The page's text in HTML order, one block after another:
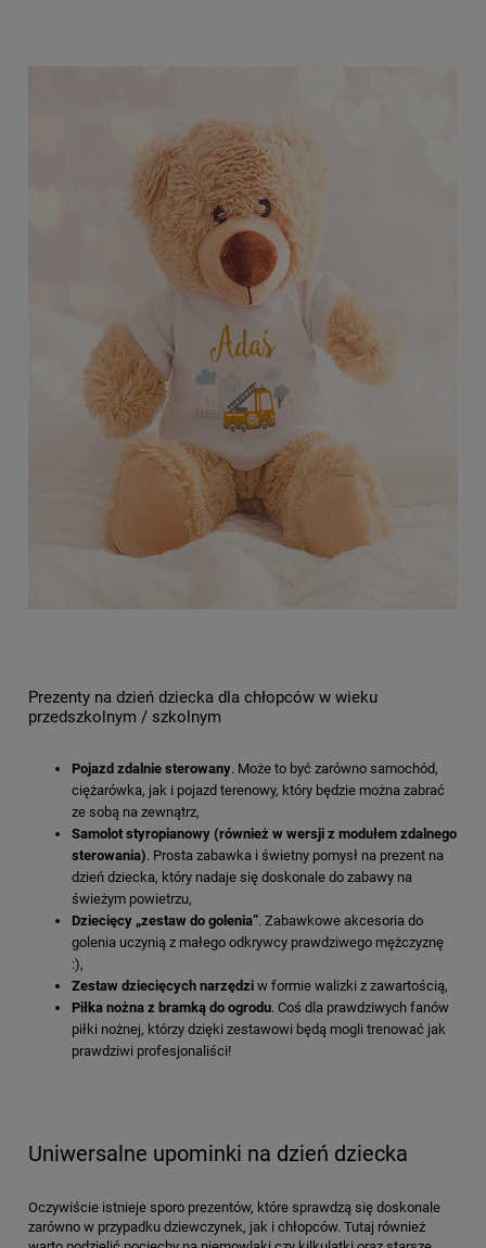
Prezenty na dzień dziecka dla chłopców w wieku
przedszkolnym / szkolnym
Pojazd zdalnie sterowany. Może to być zarówno samochód,
ciężarówka, jak i pojazd terenowy, który będzie można zabrać
ze sobą na zewnątrz,
Samolot styropianowy (również w wersji z modułem zdalnego
sterowania). Prosta zabawka i świetny pomysł na prezent na
dzień dziecka, który nadaje się doskonale do zabawy na
świeżym powietrzu,
Dziecięcy „zestaw do golenia”. Zabawkowe akcesoria do
golenia uczynią z małego odkrywcy prawdziwego mężczyznę
:),
Zestaw dziecięcych narzędzi w formie walizki z zawartością,
Piłka nożna z bramką do ogrodu. Coś dla prawdziwych fanów
piłki nożnej, którzy dzięki zestawowi będą mogli trenować jak
prawdziwi profesjonaliści!
Uniwersalne upominki na dzień dziecka
Oczywiście istnieje sporo prezentów, które sprawdzą się doskonale
zarówno w przypadku dziewczynek, jak i chłopców. Tutaj również